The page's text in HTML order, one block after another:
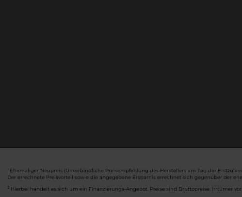
1 Ehemaliger Neupreis (Unverbindliche Preisempfehlung des Herstellers am Tag der
Der errechnete Preisvorteil sowie die angegebene Ersparnis errechnet sich gegenüber der
2 Hierbei handelt es sich um ein Finanzierungs-Angebot. Preise sind Bruttopreise. Irrtümer